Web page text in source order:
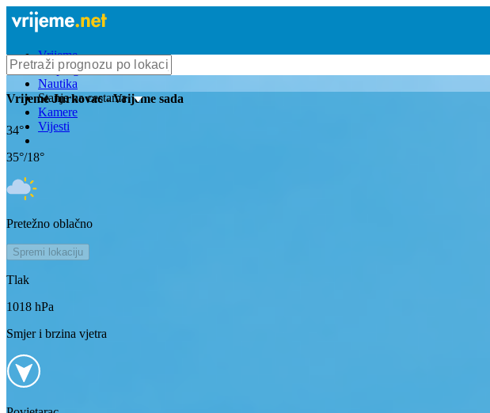
Vrijeme
Bioprognoza
Nautika
Stanje na cestama
Kamere
Vijesti
VrijemeJurkovac- Vrijeme sada
34°
35°/18°
Pretežno oblačno
Spremi lokaciju
Tlak
1018 hPa
Smjer i brzina vjetra